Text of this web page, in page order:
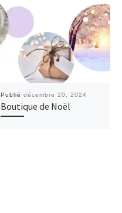
Publié décembre 20, 2024
Boutique de Noël